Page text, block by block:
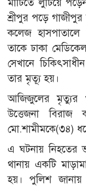
মাটিতে লুটিয়ে
শ্রীপুর পড়ে
কলেজ
তাকে ঢাকা
সেখানে
তার মৃত্যূ হয়।
আজিজুলের মৃত্যুর
উত্তেজনা বিরাজ
মো.শামীমকে(৩৪)
এ ঘটনায় নিহতের
থানায় একটি
হয়। পুলিশ